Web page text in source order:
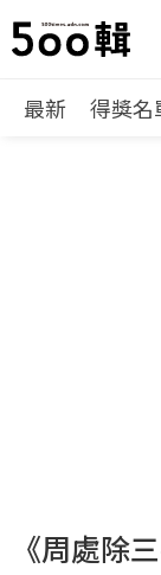
最新 得獎名
《周處除